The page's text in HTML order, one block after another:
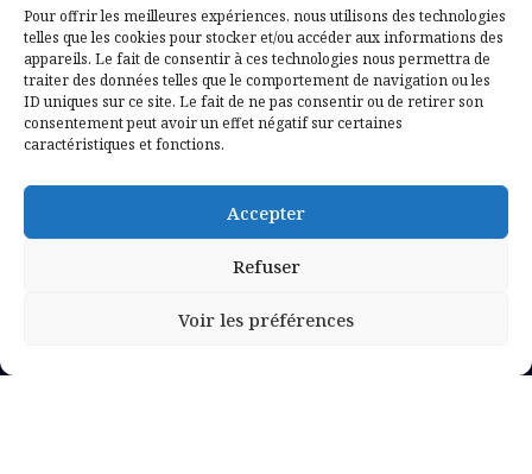
Pour offrir les meilleures expériences, nous utilisons des technologies
telles que les cookies pour stocker et/ou accéder aux informations des
appareils. Le fait de consentir à ces technologies nous permettra de
traiter des données telles que le comportement de navigation ou les
ID uniques sur ce site. Le fait de ne pas consentir ou de retirer son
consentement peut avoir un effet négatif sur certaines
caractéristiques et fonctions.
Accepter
Refuser
Voir les préférences
Mentions légales
Politique de confidentialité